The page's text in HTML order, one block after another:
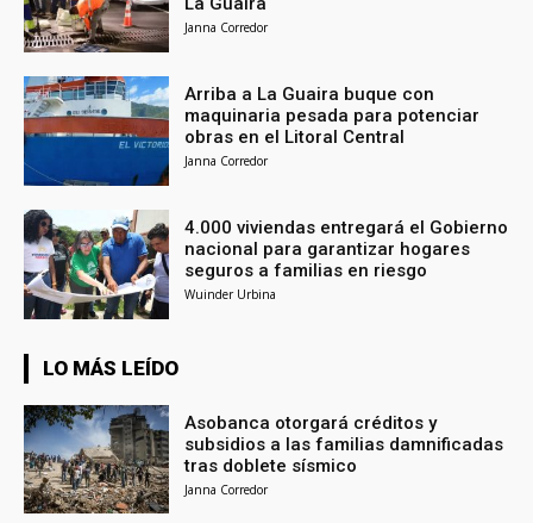
Janna Corredor
Arriba a La Guaira buque con
maquinaria pesada para potenciar
obras en el Litoral Central
Janna Corredor
4.000 viviendas entregará el Gobierno
nacional para garantizar hogares
seguros a familias en riesgo
Wuinder Urbina
LO MÁS LEÍDO
Asobanca otorgará créditos y
subsidios a las familias damnificadas
tras doblete sísmico
Janna Corredor